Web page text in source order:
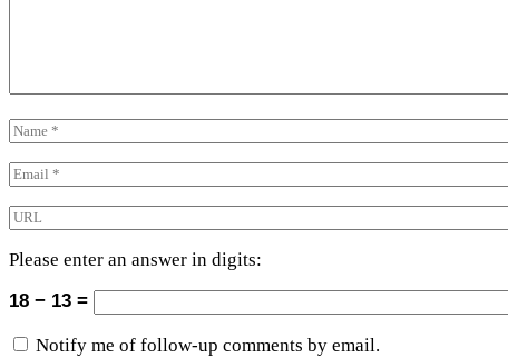
Please enter an answer in digits:
18 − 13 =
Notify me of follow-up comments by email.